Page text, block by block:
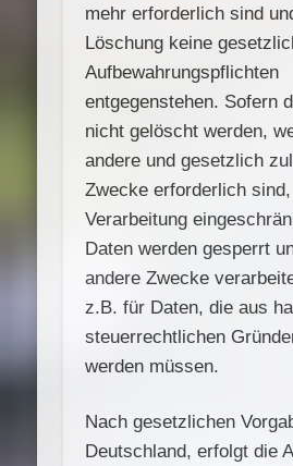
mehr erforderlich sind
Löschung keine
Aufbewahrungspflichten
entgegenstehen. Sofern
nicht gelöscht werden,
andere und gesetzlich
Zwecke erforderlich
Verarbeitung
Daten werden gesperrt
andere Zwecke
z.B. für Daten, die aus
steuerrechtlichen
werden müssen.
Nach gesetzlichen
Deutschland, erfolgt die